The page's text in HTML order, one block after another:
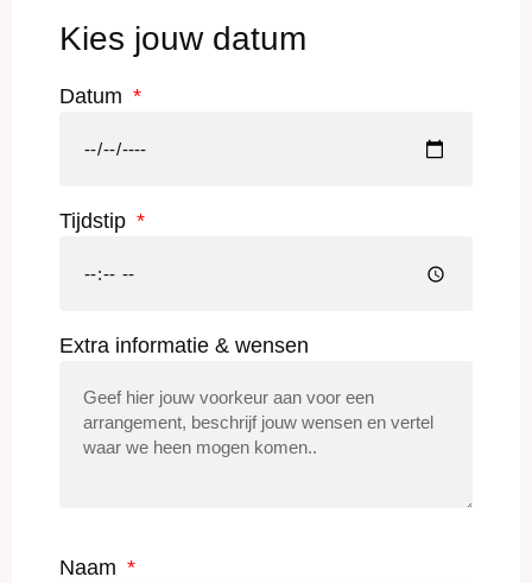
Kies jouw datum
Datum
Tijdstip
Extra informatie & wensen
Naam